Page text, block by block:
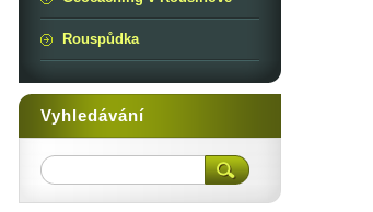
Rouspůdka
Vyhledávání